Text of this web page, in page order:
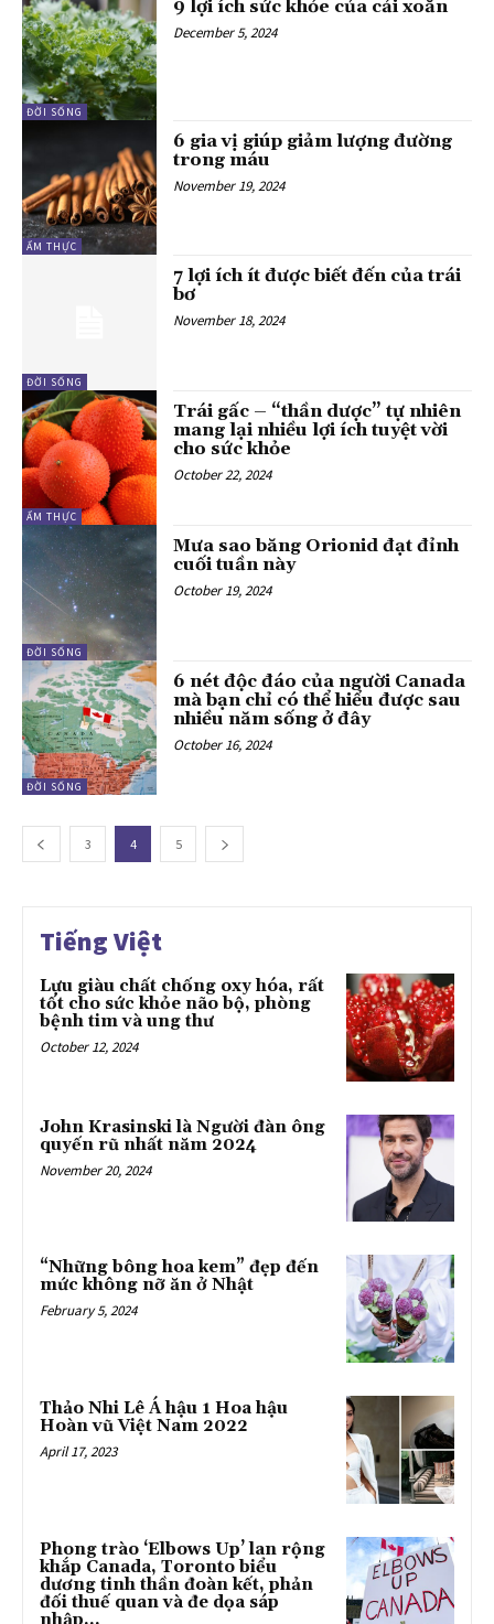
ĐỜI SỐNG
9 lợi ích sức khỏe của cải xoăn
December 5, 2024
ẨM THỰC
6 gia vị giúp giảm lượng đường
trong máu
November 19, 2024
ĐỜI SỐNG
7 lợi ích ít được biết đến của trái
bơ
November 18, 2024
ẨM THỰC
Trái gấc – “thần dược” tự nhiên
mang lại nhiều lợi ích tuyệt vời
cho sức khỏe
October 22, 2024
ĐỜI SỐNG
Mưa sao băng Orionid đạt đỉnh
cuối tuần này
October 19, 2024
ĐỜI SỐNG
6 nét độc đáo của người Canada
mà bạn chỉ có thể hiểu được sau
nhiều năm sống ở đây
October 16, 2024
3 4 5
Tiếng Việt
Lựu giàu chất chống oxy hóa, rất
tốt cho sức khỏe não bộ, phòng
bệnh tim và ung thư
October 12, 2024
John Krasinski là Người đàn ông
quyến rũ nhất năm 2024
November 20, 2024
“Những bông hoa kem” đẹp đến
mức không nỡ ăn ở Nhật
February 5, 2024
Thảo Nhi Lê Á hậu 1 Hoa hậu
Hoàn vũ Việt Nam 2022
April 17, 2023
Phong trào ‘Elbows Up’ lan rộng
khắp Canada, Toronto biểu
dương tinh thần đoàn kết, phản
đối thuế quan và đe dọa sáp